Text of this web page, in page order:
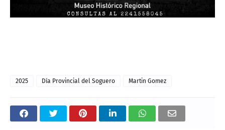
2025 Día Provincial del Soguero Martin Gomez